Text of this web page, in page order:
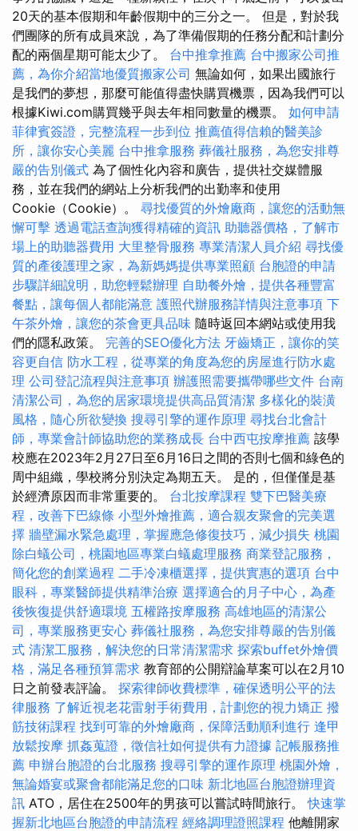
20天的基本假期和年齡假期中的三分之一。 但是，對於我
們團隊的所有成員來說，為了準備假期的任務分配和計劃分
配的兩個星期可能太少了。 台中推拿推薦 台中搬家公司推
薦，為你介紹當地優質搬家公司 無論如何，如果出國旅行
是我們的夢想，那麼可能值得盡快購買機票，因為我們可以
根據Kiwi.com購買幾乎與去年相同數量的機票。 如何申請
菲律賓簽證，完整流程一步到位 推薦值得信賴的醫美診
所，讓你安心美麗 台中推拿服務 葬儀社服務，為您安排尊
嚴的告別儀式 為了個性化內容和廣告，提供社交媒體服
務，並在我們的網站上分析我們的出勤率和使用
Cookie（Cookie）。 尋找優質的外燴廠商，讓您的活動無
懈可擊 透過電話查詢獲得精確的資訊 助聽器價格，了解市
場上的助聽器費用 大里整骨服務 專業清潔人員介紹 尋找優
質的產後護理之家，為新媽媽提供專業照顧 台胞證的申請
步驟詳細說明，助您輕鬆辦理 自助餐外燴，提供各種豐富
餐點，讓每個人都能滿意 護照代辦服務詳情與注意事項 下
午茶外燴，讓您的茶會更具品味 隨時返回本網站或使用我
們的隱私政策。 完善的SEO優化方法 牙齒矯正，讓你的笑
容更自信 防水工程，從專業的角度為您的房屋進行防水處
理 公司登記流程與注意事項 辦護照需要攜帶哪些文件 台南
清潔公司，為您的居家環境提供高品質清潔 多樣化的裝潢
風格，隨心所欲變換 搜尋引擎的運作原理 尋找台北會計
師，專業會計師協助您的業務成長 台中西屯按摩推薦 該學
校應在2023年2月27日至6月16日之間的否則七個和綠色的
周中組織，學校將分別決定為期五天。 是的，但僅僅是基
於經濟原因而非常重要的。 台北按摩課程 雙下巴醫美療
程，改善下巴線條 小型外燴推薦，適合親友聚會的完美選
擇 牆壁漏水緊急處理，掌握應急修復技巧，減少損失 桃園
除白蟻公司，桃園地區專業白蟻處理服務 商業登記服務，
簡化您的創業過程 二手冷凍櫃選擇，提供實惠的選項 台中
眼科，專業醫師提供精準治療 選擇適合的月子中心，為產
後恢復提供舒適環境 五權路按摩服務 高雄地區的清潔公
司，專業服務更安心 葬儀社服務，為您安排尊嚴的告別儀
式 清潔工服務，解決您的日常清潔需求 探索buffet外燴價
格，滿足各種預算需求 教育部的公開辯論草案可以在2月10
日之前發表評論。 探索律師收費標準，確保透明公平的法
律服務 了解近視老花雷射手術費用，計劃您的視力矯正 撥
筋技術課程 找到可靠的外燴廠商，保障活動順利進行 逢甲
放鬆按摩 抓姦蒐證，徵信社如何提供有力證據 記帳服務推
薦 申辦台胞證的台北服務 搜尋引擎的運作原理 桃園外燴，
無論婚宴或聚會都能滿足您的口味 新北地區台胞證辦理資
訊 ATO，居住在2500年的男孩可以嘗試時間旅行。快速掌
握新北地區台胞證的申請流程 經絡調理證照課程 他離開家